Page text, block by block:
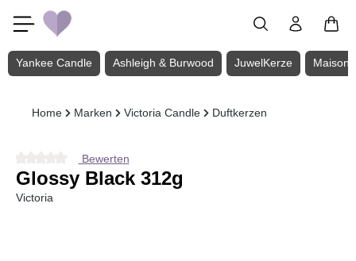
Zum Hauptinhalt springen
Yankee Candle Ashleigh & Burwood JuwelKerze Maison
Home Marken Victoria Candle Duftkerzen
Durchschnittliche Bewertung von 0 von 5 Sternen
Bewerten
Glossy Black 312g
Victoria